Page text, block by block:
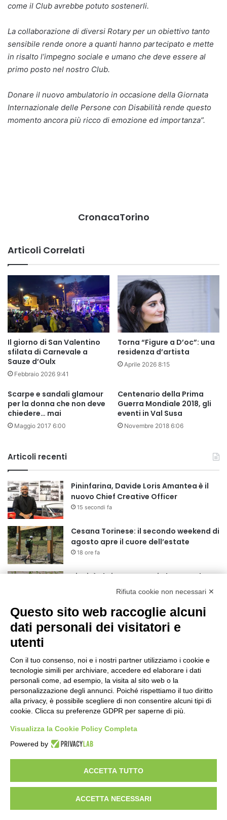
come il Club avrebbe potuto sostenerli.
La collaborazione di diversi Rotary per un obiettivo tanto
sensibile rende onore a quanti hanno partecipato e mette
in risalto l’impegno sociale e umano che deve essere al
primo posto nel nostro Club.
Donare il nuovo ambulatorio in occasione della Giornata
Internazionale delle Persone con Disabilità rende questo
momento ancora più ricco di emozione ed importanza”.
CronacaTorino
Articoli Correlati
Il giorno di San Valentino
sfilata di Carnevale a
Sauze d’Oulx
Febbraio 2026 9:41
Torna “Figure a D’oc”: una
residenza d’artista
Aprile 2026 8:15
Scarpe e sandali glamour
per la donna che non deve
chiedere… mai
Maggio 2017 6:00
Centenario della Prima
Guerra Mondiale 2018, gli
eventi in Val Susa
Novembre 2018 6:06
Articoli recenti
Pininfarina, Davide Loris Amantea è il
nuovo Chief Creative Officer
15 secondi fa
Cesana Torinese: il secondo weekend di
agosto apre il cuore dell’estate
18 ore fa
Siccità: Il Piemonte avvia le procedure
per la richiesta dello stato di calamità
19 ore fa
Reale Mutua, ecco il programma del
Nidi comunali: dalla Regione 1,5 milioni
di euro per ampliare gli orari dei servizi
a parità di tariffa
1 giorno fa
collegamenti verso la collina
1 giorno fa
Visibileweb - IT03270560802 - info@cronacamilano.it
Privacy Policy
Rifiuta cookie non necessari ✕
Questo sito web raccoglie alcuni
dati personali dei visitatori e
utenti
Con il tuo consenso, noi e i nostri partner utilizziamo i cookie e
tecnologie simili per archiviare, accedere ed elaborare i dati
personali come, ad esempio, la visita al sito web o la
personalizzazione degli annunci. Poiché rispettiamo il tuo diritto
alla privacy, è possibile scegliere di non consentire alcuni tipi di
cookie. Clicca su preferenze GDPR per saperne di più.
Visualizza la Cookie Policy Completa
Powered by
ACCETTA TUTTO
ACCETTA NECESSARI